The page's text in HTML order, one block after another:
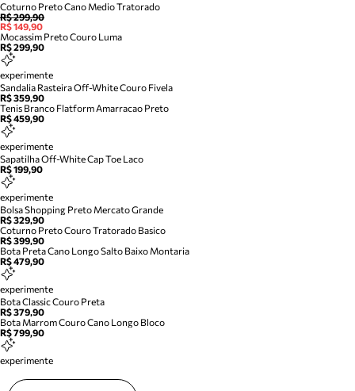
Coturno Preto Cano Medio Tratorado
R$ 299,90
R$ 149,90
Mocassim Preto Couro Luma
R$ 299,90
experimente
Sandalia Rasteira Off-White Couro Fivela
R$ 359,90
Tenis Branco Flatform Amarracao Preto
R$ 459,90
experimente
Sapatilha Off-White Cap Toe Laco
R$ 199,90
experimente
Bolsa Shopping Preto Mercato Grande
R$ 329,90
Coturno Preto Couro Tratorado Basico
R$ 399,90
Bota Preta Cano Longo Salto Baixo Montaria
R$ 479,90
experimente
Bota Classic Couro Preta
R$ 379,90
Bota Marrom Couro Cano Longo Bloco
R$ 799,90
experimente